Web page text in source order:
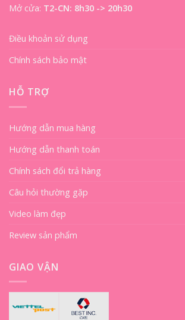
Mở cửa: T2-CN: 8h30 -> 20h30
Điều khoản sử dụng
Chính sách bảo mật
HỖ TRỢ
Hướng dẫn mua hàng
Hướng dẫn thanh toán
Chính sách đổi trả hàng
Câu hỏi thường gặp
Video làm đẹp
Review sản phẩm
GIAO VẬN